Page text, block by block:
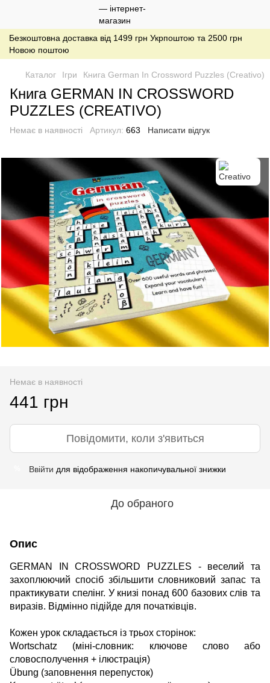
Безкоштовна доставка від 1499 грн Укрпоштою та 2500 грн
Новою поштою
Каталог Ігри Книга German In Crossword Puzzles (Creativo)
Книга GERMAN IN CROSSWORD
PUZZLES (CREATIVO)
Немає в наявності Артикул: 663 Написати відгук
Немає в наявності
441 грн
Повідомити, коли з'явиться
Ввійти для відображення накопичувальної знижки
До обраного
Опис
GERMAN IN CROSSWORD PUZZLES - веселий та
захоплюючий спосіб збільшити словниковий запас та
практикувати спелінг. У книзі понад 600 базових слів та
виразів. Відмінно підійде для початківців.
Кожен урок складається із трьох сторінок:
Wortschatz (міні-словник: ключове слово або
словосполучення + ілюстрація)
Übung (заповнення перепусток)